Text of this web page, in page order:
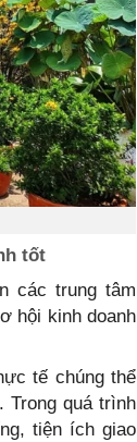
tốt
các trung tâm
hội kinh doanh
tế chúng thể
quá trình
tiện ích giao